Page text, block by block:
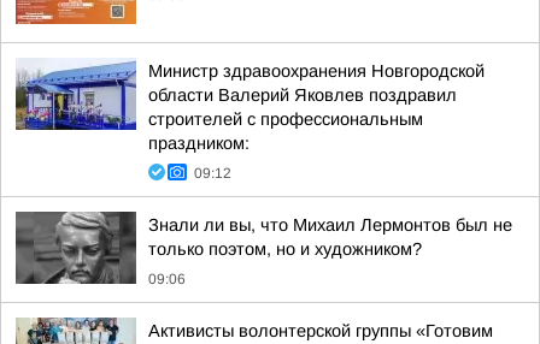
Министр здравоохранения Новгородской
области Валерий Яковлев поздравил
строителей с профессиональным
праздником:
09:12
Знали ли вы, что Михаил Лермонтов был не
только поэтом, но и художником?
09:06
Активисты волонтерской группы «Готовим